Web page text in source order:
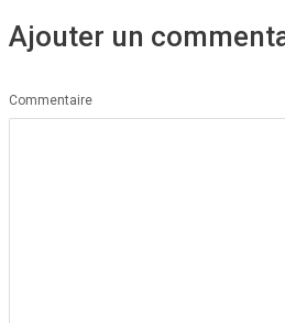
Ajouter un
Commentaire